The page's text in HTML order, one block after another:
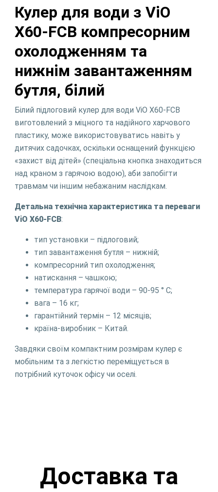
Кулер для води з ViO
X60-FCB компресорним
охолодженням та
нижнім завантаженням
бутля, білий
Білий підлоговий кулер для води ViO X60-FCB
виготовлений з міцного та надійного харчового
пластику, може використовуватись навіть у
дитячих садочках, оскільки оснащений функцією
«захист від дітей» (спеціальна кнопка знаходиться
над краном з гарячою водою), аби запобігти
травмам чи іншим небажаним наслідкам.
Детальна технічна характеристика та переваги
ViO X60-FCB:
тип установки – підлоговий;
тип завантаження бутля – нижній;
компресорний тип охолодження;
натискання – чашкою;
температура гарячої води – 90-95 ° С;
вага – 16 кг;
гарантійний термін – 12 місяців;
країна-виробник – Китай.
Завдяки своїм компактним розмірам кулер є
мобільним та з легкістю переміщується в
потрібний куточок офісу чи оселі.
Доставка та